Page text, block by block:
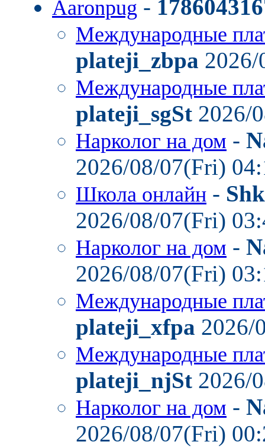
Aaronpug -
Международные
plateji_zbpa
Международные
plateji_sgSt 2026/
Нарколог на дом -
2026/08/07(Fri)
Школа онлайн -
2026/08/07(Fri)
Нарколог на дом -
2026/08/07(Fri)
Международные
plateji_xfpa 2026/
Международные
plateji_njSt 2026/
Нарколог на дом -
2026/08/07(Fri)